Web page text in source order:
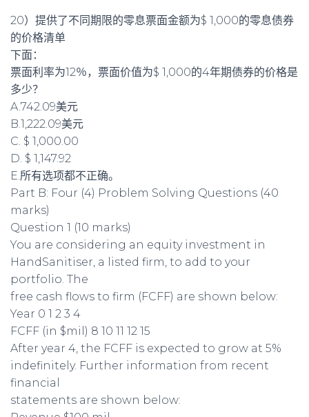
20）提供了不同期限的零息票面金额为$ 1,000的零息债券
的价格清单
下面：
票面利率为12％，票面价值为$ 1,000的4年期债券的价格是
多少？
A.742.09美元
B.1,222.09美元
C. $ 1,000.00
D. $ 1,147.92
E.所有选项都不正确。
Part B: Four (4) Problem Solving Questions (40
marks)
Question 1 (10 marks)
You are considering an equity investment in
HandSanitiser, a listed firm, to add to your
portfolio. The
free cash flows to firm (FCFF) are shown below:
Year 0 1 2 3 4
FCFF (in $mil) 8 10 11 12 15
After year 4, the FCFF is expected to grow at 5%
indefinitely. Further information from recent
financial
statements are shown below: